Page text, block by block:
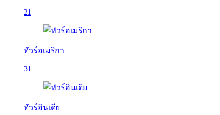
21
ทัวร์อเมริกา
31
ทัวร์อินเดีย